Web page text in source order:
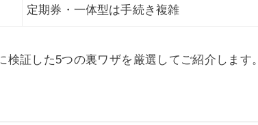
定期券・一体型は手続き複雑
証した5つの裏ワザを厳選してご紹介します。